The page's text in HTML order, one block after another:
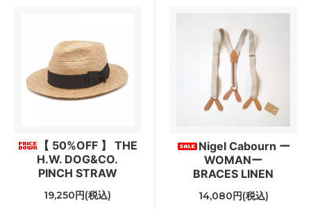
【 50%OFF 】 THE
H.W. DOG&CO.
PINCH STRAW
19,250円(税込)
Nigel Cabourn ー
WOMANー
BRACES LINEN
14,080円(税込)